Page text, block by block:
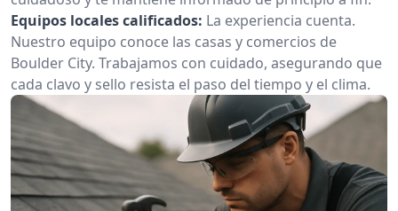
Equipos locales calificados: La experiencia cuenta.
Nuestro equipo conoce las casas y comercios de
Boulder City. Trabajamos con cuidado, asegurando que
cada clavo y sello resista el paso del tiempo y el clima.